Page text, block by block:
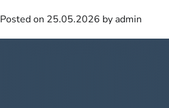
Posted on 25.05.2026 by admin